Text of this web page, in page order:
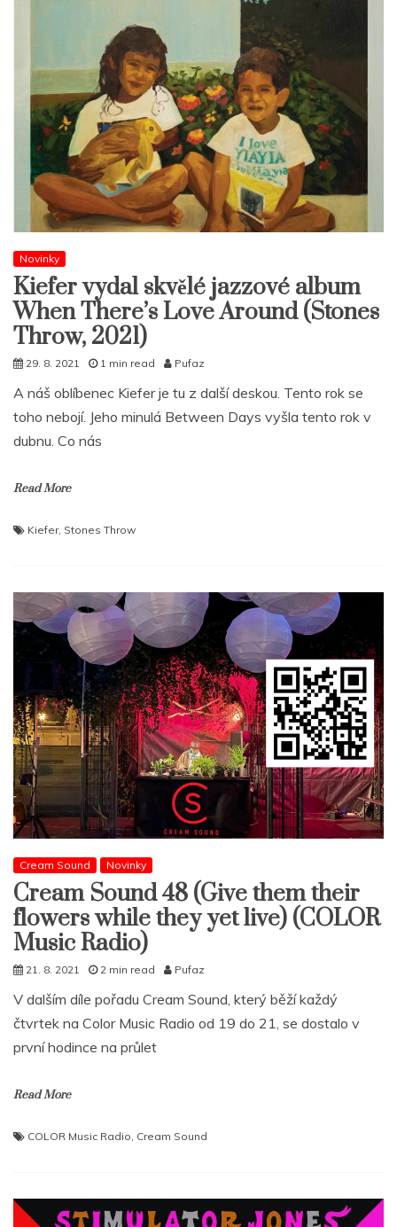
Novinky
Kiefer vydal skvělé jazzové album
When There’s Love Around (Stones
Throw, 2021)
29. 8. 2021 1 min read Pufaz
A náš oblíbenec Kiefer je tu z další deskou. Tento rok se
toho nebojí. Jeho minulá Between Days vyšla tento rok v
dubnu. Co nás
Read More
Kiefer, Stones Throw
Cream Sound Novinky
Cream Sound 48 (Give them their
flowers while they yet live) (COLOR
Music Radio)
21. 8. 2021 2 min read Pufaz
V dalším díle pořadu Cream Sound, který běží každý
čtvrtek na Color Music Radio od 19 do 21, se dostalo v
první hodince na průlet
Read More
COLOR Music Radio, Cream Sound